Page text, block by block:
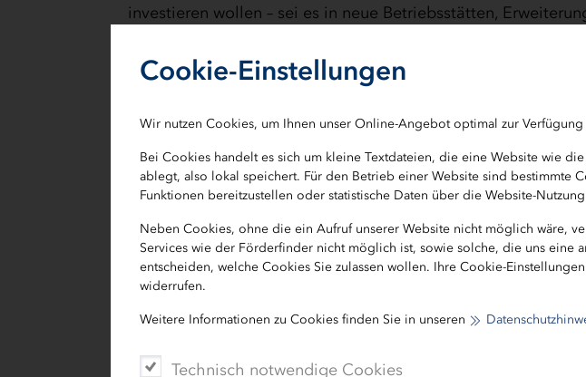
Cookie-Einstellungen
Wir nutzen Cookies, um Ihnen unser Online-Angebot optimal zur Verfügung
Bei Cookies handelt es sich um kleine Textdateien, die eine Website wie
ablegt, also lokal speichert. Für den Betrieb einer Website sind bestimmte
Funktionen bereitzustellen oder statistische Daten über die Website-
Neben Cookies, ohne die ein Aufruf unserer Website nicht möglich wäre,
Services wie der Förderfinder nicht möglich ist, sowie solche, die uns eine
entscheiden, welche Cookies Sie zulassen wollen. Ihre Cookie-
widerrufen.
Weitere Informationen zu Cookies finden Sie in unseren
Technisch notwendige Cookies
investieren wollen – sei es in neue Betriebsstätten,
sondern auch klimafreundliche Produktionsweisen,
Die wichtigsten Förderbausteine im
Modul A & B – Neue oder erweiterte Betriebsstätten
Unterstützung für Unternehmen, die neu gründen oder
Mindestinvestitionssumme: 250.000 €